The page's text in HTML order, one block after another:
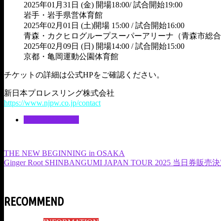
2025年01月31日 (金) 開場18:00/ 試合開始19:00
岩手・岩手県営体育館
2025年02月01日 (土)開場 15:00 / 試合開始16:00
青森・カクヒログループスーパーアリーナ（青森市総合
2025年02月09日 (日) 開場14:00 / 試合開始15:00
京都・亀岡運動公園体育館
チケットの詳細は公式HPをご確認ください。
新日本プロレスリング株式会社
https://www.njpw.co.jp/contact
THE NEW BEGINNING in OSAKA
Ginger Root SHINBANGUMI JAPAN TOUR 2025 当日券販売決
RECOMMEND